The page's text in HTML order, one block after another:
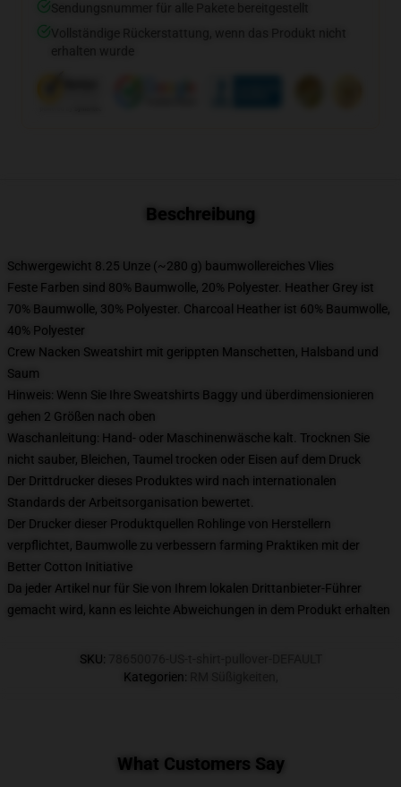
Sendungsnummer für alle Pakete bereitgestellt
Vollständige Rückerstattung, wenn das Produkt nicht
erhalten wurde
Beschreibung
Schwergewicht 8.25 Unze (~280 g) baumwollereiches Vlies
Feste Farben sind 80% Baumwolle, 20% Polyester. Heather Grey ist
70% Baumwolle, 30% Polyester. Charcoal Heather ist 60% Baumwolle,
40% Polyester
Crew Nacken Sweatshirt mit gerippten Manschetten, Halsband und
Saum
Hinweis: Wenn Sie Ihre Sweatshirts Baggy und überdimensionieren
gehen 2 Größen nach oben
Waschanleitung: Hand- oder Maschinenwäsche kalt. Trocknen Sie
nicht sauber, Bleichen, Taumel trocken oder Eisen auf dem Druck
Der Drittdrucker dieses Produktes wird nach internationalen
Standards der Arbeitsorganisation bewertet.
Der Drucker dieser Produktquellen Rohlinge von Herstellern
verpflichtet, Baumwolle zu verbessern farming Praktiken mit der
Better Cotton Initiative
Da jeder Artikel nur für Sie von Ihrem lokalen Drittanbieter-Führer
gemacht wird, kann es leichte Abweichungen in dem Produkt erhalten
SKU:
Kategorien:
What Customers Say